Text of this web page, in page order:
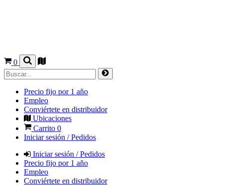
0
Precio fijo por 1 año
Empleo
Conviértete en distribuidor
Ubicaciones
Carrito 0
Iniciar sesión / Pedidos
Iniciar sesión / Pedidos
Precio fijo por 1 año
Empleo
Conviértete en distribuidor